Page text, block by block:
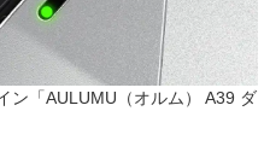
ン「AULUMU（オルム） A39 ダ